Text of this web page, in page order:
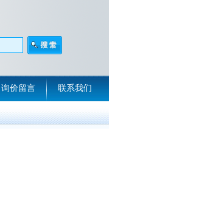
询价留言 联系我们